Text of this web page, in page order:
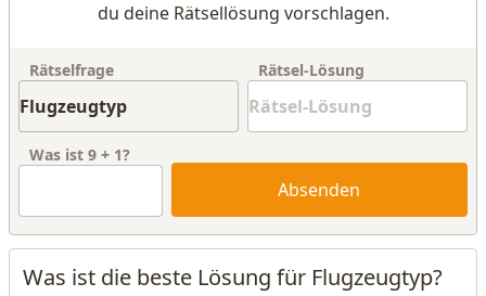
du deine Rätsellösung vorschlagen.
Rätselfrage Rätsel-Lösung
Was ist 9 + 1?
Absenden
Was ist die beste Lösung für Flugzeugtyp?